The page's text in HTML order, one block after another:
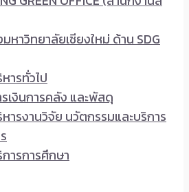
หาวิทยาลัยเชียงใหม่ ด้าน SDG
ารทั่วไป
เงินการคลัง และพัสดุ
ารงานวิจัย นวัตกรรมและบริการ
ารการศึกษา